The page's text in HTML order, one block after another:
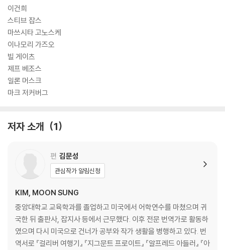
두하는 사람들이다. 따라서 이 책은 지금도 세상을 움직이는 경영자들 가
운데 경제철학의 명언들이 가장 많은 여덟 분을 선정하여 그분들의 어록과
명언들을 망라하여 정리한 책이다.
이건희
스티브 잡스
마쓰시타 고노스케
이나모리 가즈오
빌 게이츠
제프 베조스
일론 머스크
마크 저커버그
저자 소개 1
편 김문성
관심작가 알림신청
KIM, MOON SUNG
중앙대학교 교육학과를 졸업하고 미국에서 어학연수를 마쳤으며 귀
국한 뒤 출판사, 잡지사 등에서 근무했다. 이후 전문 번역가로 활동하
였으며 다시 미국으로 건너가 공부와 작가 생활을 병행하고 있다. 번
역서로 『걸리버 여행기』 『지그문트 프로이트』 『알프레드 아들러』 『아